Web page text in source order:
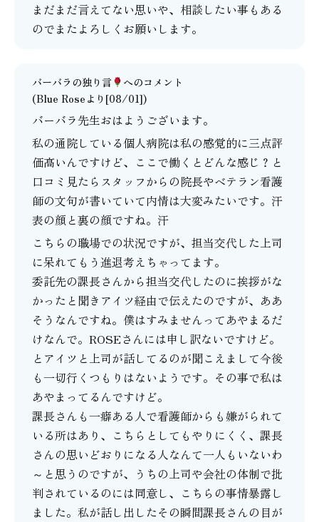
まだまだ言えてない思いや、相談したい事もある
のでまたよろしくお願いします。
バーバラの独り言
へのコメント
(Blue Roseより[08/01])
バーバラ先生おはようございます。
私の通院している個人病院は私の感覚的に三点評
価高いんですけど、ここで働くとどんな感じ？と
口コミ見たらスタッフからの院長やベテラン看護
師の文句が書いていて内情は大変みたいです。汗
表の顔と裏の顔ですね。汗
こちらの職場での状況ですが、担当交代した上司
に呆れてもう進退考えちゃってます。
委託先の課長さんから担当交代したのに挨拶がな
かったと聞きアイツ経由で伝えたのですが、ああ
そうなんですね。僕はすみませんってあやまるだ
けなんで。ROSEさんには申し訳ないですけど。
とアイツと上司が話してるのが聞こえまして今後
も一切行くつもりはないようです。その事で私は
あやまってるんですけど。
課長さんも一癖ある人で看護師からも嫌がられて
いる所はあり、こちらとしてもやりにくく、課長
さんの思いどおりになる人なんて一人もいないわ
～と思うのですが、うちの上司や会社の体制で批
判されているのには同意し、こちらの事情暴露し
ました。私が話し出したその瞬間課長さんの目が